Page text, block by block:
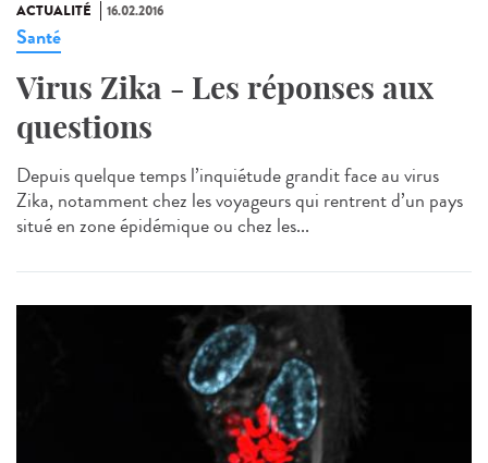
ACTUALITÉ 16.02.2016
Santé
Virus Zika - Les réponses aux
questions
Depuis quelque temps l’inquiétude grandit face au virus
Zika, notamment chez les voyageurs qui rentrent d’un pays
situé en zone épidémique ou chez les...